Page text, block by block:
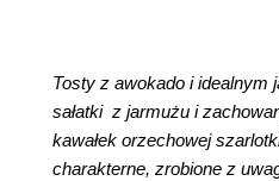
Tosty z awokado i idealnym
sałatki z jarmużu i
kawałek orzechowej
charakterne, zrobione z